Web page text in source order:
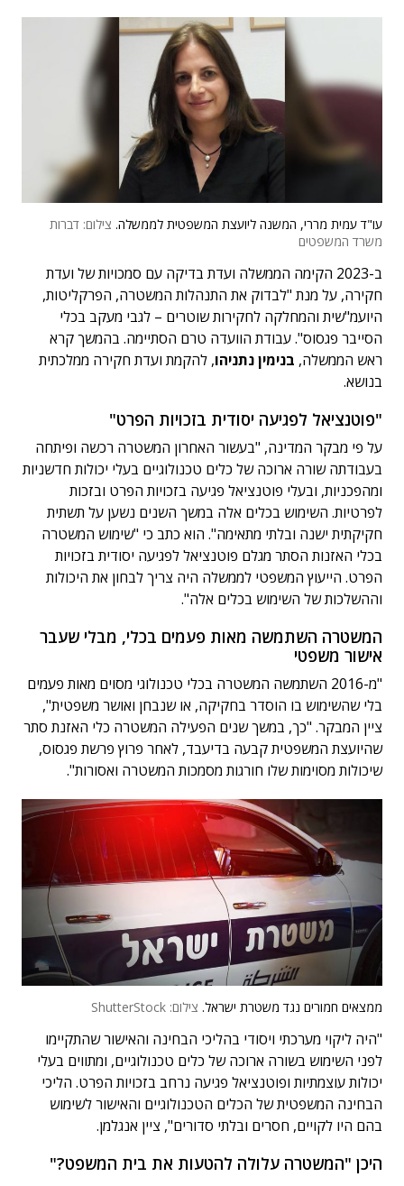
עו"ד עמית מררי, המשנה ליועצת המשפטית לממשלה. צילום: דברות
משרד המשפטים
ב-2023 הקימה הממשלה ועדת בדיקה עם סמכויות של ועדת
חקירה, על מנת "לבדוק את התנהלות המשטרה, הפרקליטות,
היועמ"שית והמחלקה לחקירות שוטרים – לגבי מעקב בכלי
הסייבר פגסוס". עבודת הוועדה טרם הסתיימה. בהמשך קרא
ראש הממשלה, בנימין נתניהו, להקמת ועדת חקירה ממלכתית
בנושא.
"פוטנציאל לפגיעה יסודית בזכויות הפרט"
על פי מבקר המדינה, "בעשור האחרון המשטרה רכשה ופיתחה
בעבודתה שורה ארוכה של כלים טכנולוגיים בעלי יכולות חדשניות
ומהפכניות, ובעלי פוטנציאל פגיעה בזכויות הפרט ובזכות
לפרטיות. השימוש בכלים אלה במשך השנים נשען על תשתית
חקיקתית ישנה ובלתי מתאימה". הוא כתב כי "שימוש המשטרה
בכלי האזנות הסתר מגלם פוטנציאל לפגיעה יסודית בזכויות
הפרט. הייעוץ המשפטי לממשלה היה צריך לבחון את היכולות
וההשלכות של השימוש בכלים אלה".
המשטרה השתמשה מאות פעמים בכלי, מבלי שעבר
אישור משפטי
"מ-2016 השתמשה המשטרה בכלי טכנולוגי מסוים מאות פעמים
בלי שהשימוש בו הוסדר בחקיקה, או שנבחן ואושר משפטית",
ציין המבקר. "כך, במשך שנים הפעילה המשטרה כלי האזנת סתר
שהיועצת המשפטית קבעה בדיעבד, לאחר פרוץ פרשת פגסוס,
שיכולות מסוימות שלו חורגות מסמכות המשטרה ואסורות".
ממצאים חמורים נגד משטרת ישראל. צילום: ShutterStock
"היה ליקוי מערכתי ויסודי בהליכי הבחינה והאישור שהתקיימו
לפני השימוש בשורה ארוכה של כלים טכנולוגיים, ומתווים בעלי
יכולות עוצמתיות ופוטנציאל פגיעה נרחב בזכויות הפרט. הליכי
הבחינה המשפטית של הכלים הטכנולוגיים והאישור לשימוש
בהם היו לקויים, חסרים ובלתי סדורים", ציין אנגלמן.
היכן "המשטרה עלולה להטעות את בית המשפט?"